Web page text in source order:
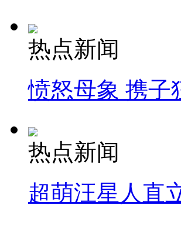
热点新闻
愤怒母象 携子
热点新闻
超萌汪星人直